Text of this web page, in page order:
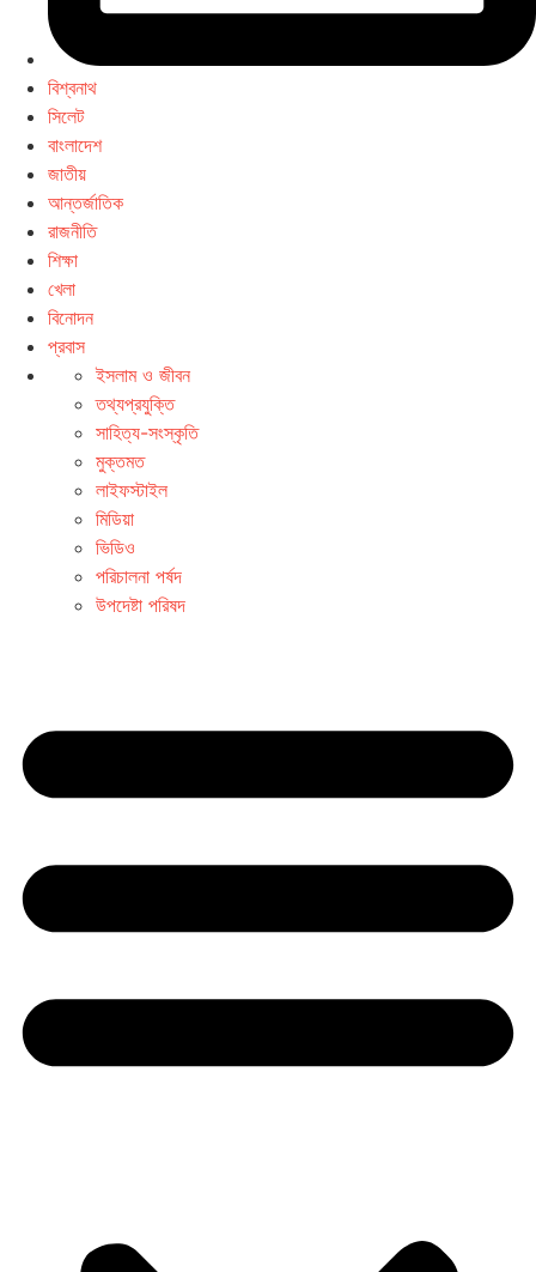
বিশ্বনাথ
সিলেট
বাংলাদেশ
জাতীয়
আন্তর্জাতিক
রাজনীতি
শিক্ষা
খেলা
বিনোদন
প্রবাস
ইসলাম ও জীবন
তথ্যপ্রযুক্তি
সাহিত্য-সংস্কৃতি
মুক্তমত
লাইফস্টাইল
মিডিয়া
ভিডিও
পরিচালনা পর্ষদ
উপদেষ্টা পরিষদ